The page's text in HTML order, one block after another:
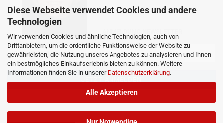
Diese Webseite verwendet Cookies und andere
Technologien
Wir verwenden Cookies und ähnliche Technologien, auch von
Drittanbietern, um die ordentliche Funktionsweise der Website zu
gewährleisten, die Nutzung unseres Angebotes zu analysieren und Ihnen
ein bestmögliches Einkaufserlebnis bieten zu können. Weitere
Informationen finden Sie in unserer Datenschutzerklärung.
Alle Akzeptieren